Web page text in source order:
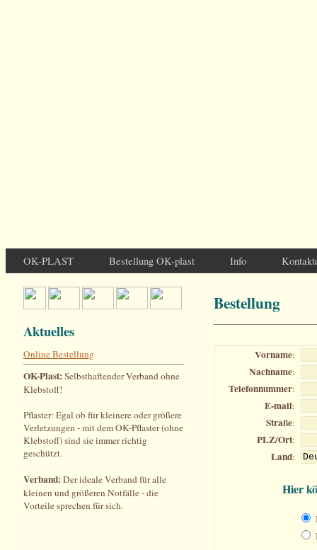
OK-PLAST Bestellung OK-plast Info
Aktuelles
Online Bestellung
OK-Plast:Selbsthaftender Verband ohne
Klebstoff!
Pflaster: Egal ob für kleinere oder größere
Verletzungen - mit dem OK-Pflaster (ohne
Klebstoff) sind sie immer richtig
geschützt.
Verband:Der ideale Verband für alle
kleinen und größeren Notfälle - die
Vorteile sprechen für sich.
Bestellung